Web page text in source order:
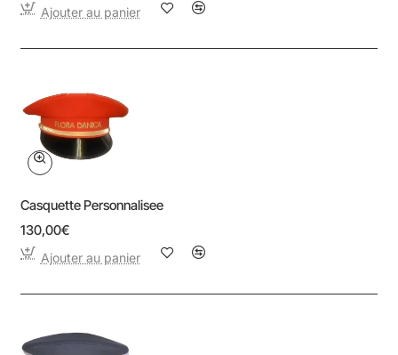
Ajouter au panier
Casquette Personnalisee
130,00€
Ajouter au panier